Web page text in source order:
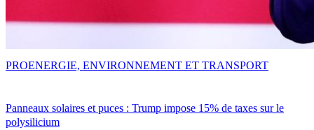
Panneaux solaires et puces : Trump impose 15% de taxes sur le
polysilicium
PROENERGIE, ENVIRONNEMENT ET TRANSPORT